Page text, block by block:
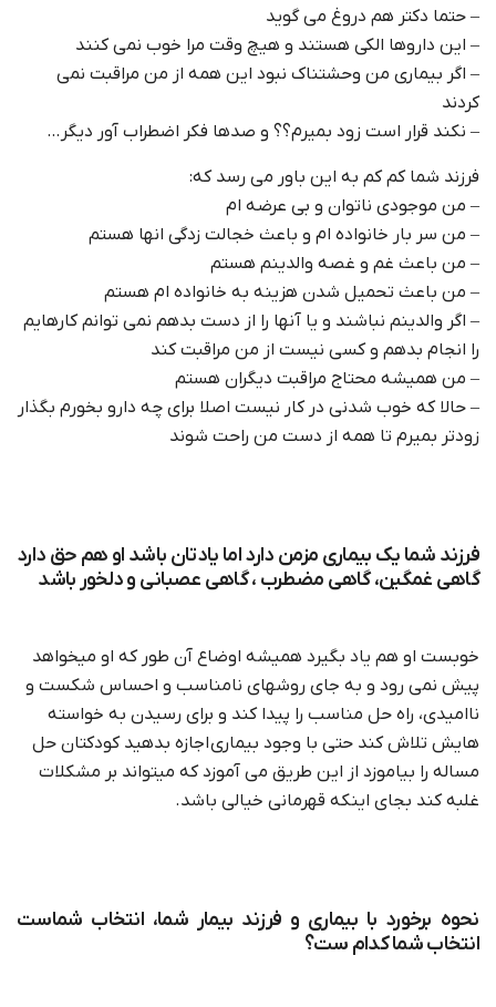
– حتما دکتر هم دروغ می گوید
– این داروها الکی هستند و هیچ وقت مرا خوب نمی کنند
– اگر بیماری من وحشتناک نبود این همه از من مراقبت نمی
کردند
– نکند قرار است زود بمیرم؟؟ و صدها فکر اضطراب آور دیگر…
فرزند شما کم کم به این باور می رسد که:
– من موجودی ناتوان و بی عرضه ام
– من سر بار خانواده ام و باعث خجالت زدگی انها هستم
– من باعث غم و غصه والدینم هستم
– من باعث تحمیل شدن هزینه به خانواده ام هستم
– اگر والدینم نباشند و یا آنها را از دست بدهم نمی توانم کارهایم
را انجام بدهم و کسی نیست از من مراقبت کند
– من همیشه محتاج مراقبت دیگران هستم
– حالا که خوب شدنی در کار نیست اصلا برای چه دارو بخورم بگذار
زودتر بمیرم تا همه از دست من راحت شوند
فرزند شما یک بیماری مزمن دارد اما یادتان باشد او هم حق دارد
گاهی غمگین، گاهی مضطرب ، گاهی عصبانی و دلخور باشد
خوبست او هم یاد بگیرد همیشه اوضاع آن طور که او میخواهد
پیش نمی رود و به جای روشهای نامناسب و احساس شکست و
ناامیدی، راه حل مناسب را پیدا کند و برای رسیدن به خواسته
هایش تلاش کند حتی با وجود بیماری اجازه بدهید کودکتان حل
مساله را بیاموزد از این طریق می آموزد که میتواند بر مشکلات
غلبه کند بجای اینکه قهرمانی خیالی باشد.
نحوه برخورد با بیماری و فرزند بیمار شما، انتخاب شماست
انتخاب شما کدام ست؟